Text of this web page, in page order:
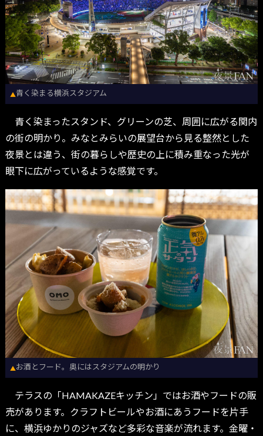
▲青く染まる横浜スタジアム
青く染まったスタンド、グリーンの芝、周囲に広がる関内
の街の明かり。みなとみらいの展望台から見る整然とした
夜景とは違う、街の暮らしや歴史の上に積み重なった光が
眼下に広がっているような感覚です。
▲お酒とフード。奥にはスタジアムの明かり
テラスの「HAMAKAZEキッチン」ではお酒やフードの販
売があります。クラフトビールやお酒にあうフードを片手
に、横浜ゆかりのジャズなど多彩な音楽が流れます。金曜・